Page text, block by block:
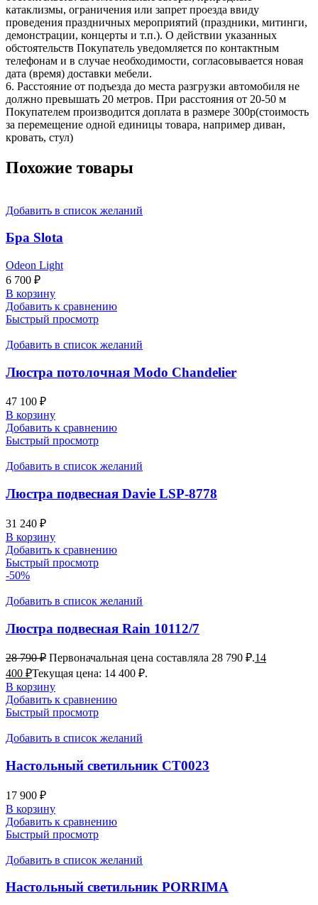
катаклизмы, ограничения или запрет проезда ввиду
проведения праздничных мероприятий (праздники, митинги,
демонстрации, концерты и т.п.). О действии указанных
обстоятельств Покупатель уведомляется по контактным
телефонам и в случае необходимости, согласовывается новая
дата (время) доставки мебели.
6. Расстояние от подъезда до места разгрузки автомобиля не
должно превышать 20 метров. При расстояния от 20-50 м
Покупателем производится доплата в размере 300р(стоимость
за перемещение одной единицы товара, например диван,
кровать, стул)
Похожие товары
Добавить в список желаний
Бра Slota
Odeon Light
6 700 ₽
В корзину
Добавить к сравнению
Быстрый просмотр
Добавить в список желаний
Люстра потолочная Modo Chandelier
47 100 ₽
В корзину
Добавить к сравнению
Быстрый просмотр
Добавить в список желаний
Люстра подвесная Davie LSP-8778
31 240 ₽
В корзину
Добавить к сравнению
Быстрый просмотр
-50%
Добавить в список желаний
Люстра подвесная Rain 10112/7
28 790₽ Первоначальная цена составляла 28 790 ₽.14
400 ₽Текущая цена: 14 400 ₽.
В корзину
Добавить к сравнению
Быстрый просмотр
Добавить в список желаний
Настольный светильник CT0023
17 900 ₽
В корзину
Добавить к сравнению
Быстрый просмотр
Добавить в список желаний
Настольный светильник PORRIMA